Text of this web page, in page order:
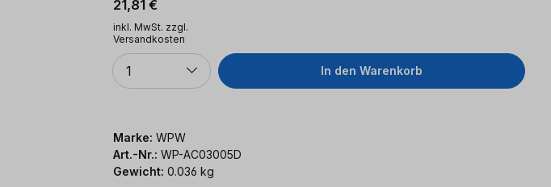
Regulärer Preis:
21,81 €
inkl. MwSt. zzgl.
Versandkosten
Anzahl
1 In den Warenkorb
Marke: WPW
Art.-Nr.: WP-AC03005D
Gewicht: 0.036 kg